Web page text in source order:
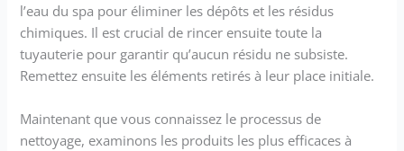
l’eau du spa pour éliminer les dépôts et les résidus
chimiques. Il est crucial de rincer ensuite toute la
tuyauterie pour garantir qu’aucun résidu ne subsiste.
Remettez ensuite les éléments retirés à leur place initiale.
Maintenant que vous connaissez le processus de
nettoyage, examinons les produits les plus efficaces à